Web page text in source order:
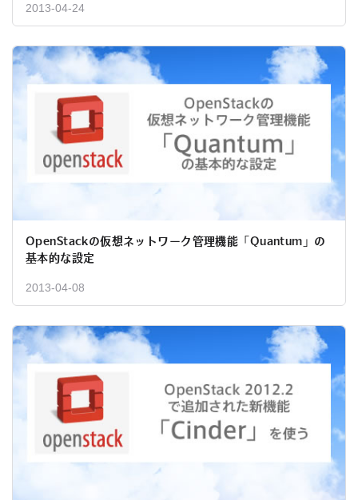
2013-04-24
OpenStackの仮想ネットワーク管理機能「Quantum」の
基本的な設定
2013-04-08